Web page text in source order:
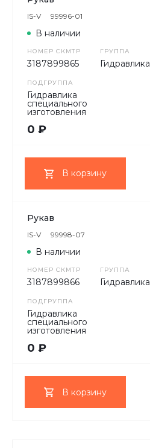
IS-V 99996-01
НОМЕР СКМТР
3187899865
ГРУППА
Гидравлика
ПОДГРУППА
Гидравлика
специального
изготовления
В наличии
0 ₽
В корзину
Рукав
IS-V 99998-07
НОМЕР СКМТР
3187899866
ГРУППА
Гидравлика
ПОДГРУППА
Гидравлика
специального
изготовления
В наличии
0 ₽
В корзину